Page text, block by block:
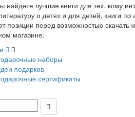
найдете лучшие книги для тех, кому
о детях и для детей, книги
позиции перед возможностью скачать
магазине.
наборы
подарков
сертификаты